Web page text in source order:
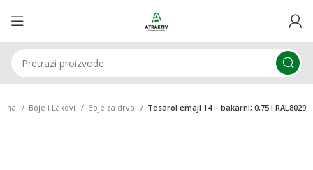
Boje i Lakovi Boje za drvo Tesarol emajl 14 – bakarni; 0,75 l RAL8029